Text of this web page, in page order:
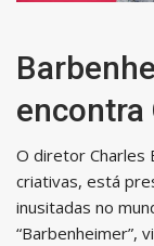
encontra
O diretor Charles
criativas, está
inusitadas no
“Barbenheimer”,